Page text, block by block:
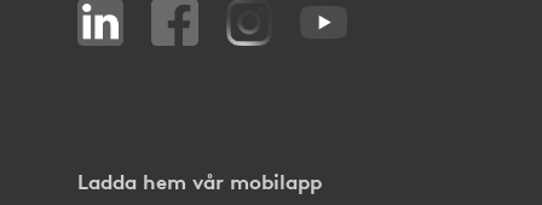
Ladda hem vår mobilapp